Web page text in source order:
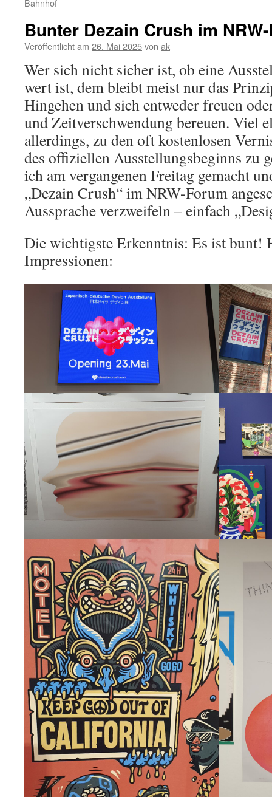
Bahnhof
Bunter Dezain Crush im
Veröffentlicht am 26. Mai 2025von ak
Wer sich nicht sicher ist, ob eine
wert ist, dem bleibt meist nur das
Hingehen und sich entweder freuen
und Zeitverschwendung bereuen. Viel
allerdings, zu den oft kostenlosen
des offiziellen Ausstellungsbeginns zu
ich am vergangenen Freitag gemacht
„Dezain Crush“ im NRW-Forum
Aussprache verzweifeln – einfach
Die wichtigste Erkenntnis: Es ist bunt!
Impressionen: